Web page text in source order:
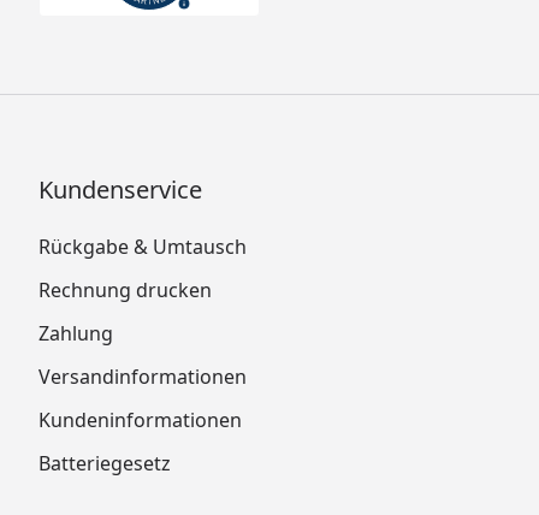
Kundenservice
Rückgabe & Umtausch
Rechnung drucken
Zahlung
Versandinformationen
Kundeninformationen
Batteriegesetz